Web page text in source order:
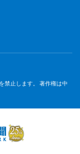
禁止します。 著作権は中